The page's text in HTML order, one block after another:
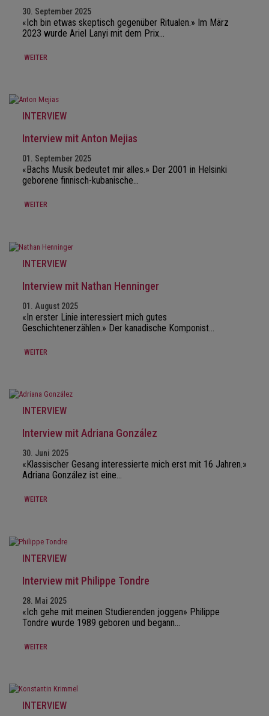
30. September 2025
«Ich bin etwas skeptisch gegenüber Ritualen.» Im März
2023 wurde Ariel Lanyi mit dem Prix…
WEITER
INTERVIEW
Interview mit Anton Mejias
01. September 2025
«Bachs Musik bedeutet mir alles.» Der 2001 in Helsinki
geborene finnisch-kubanische…
WEITER
INTERVIEW
Interview mit Nathan Henninger
01. August 2025
«In erster Linie interessiert mich gutes
Geschichtenerzählen.» Der kanadische Komponist…
WEITER
INTERVIEW
Interview mit Adriana González
30. Juni 2025
«Klassischer Gesang interessierte mich erst mit 16 Jahren.»
Adriana González ist eine…
WEITER
INTERVIEW
Interview mit Philippe Tondre
28. Mai 2025
«Ich gehe mit meinen Studierenden joggen» Philippe
Tondre wurde 1989 geboren und begann…
WEITER
INTERVIEW